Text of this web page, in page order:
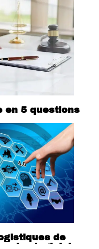
en 5 questions
de
des logiciels